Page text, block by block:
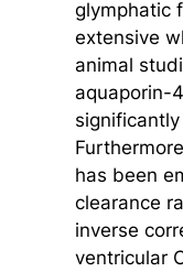
glymphatic
extensive
animal
aquaporin-
has been
clearance
inverse
ventricular